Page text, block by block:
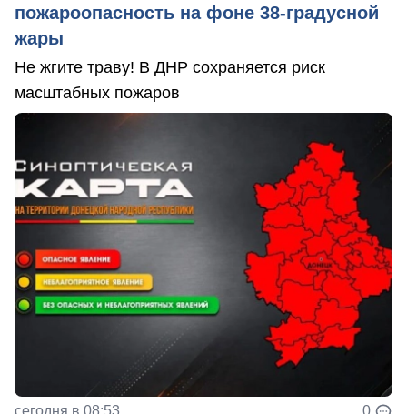
пожароопасность на фоне 38-градусной
жары
Не жгите траву! В ДНР сохраняется риск
масштабных пожаров
сегодня в 08:53 0